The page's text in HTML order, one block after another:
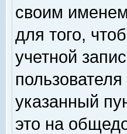
своим
для того,
учетной
указанный
это на